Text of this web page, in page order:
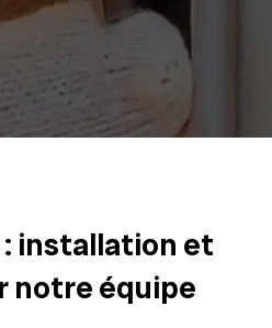
installation et
notre équipe